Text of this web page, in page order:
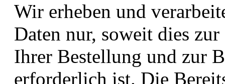
Wir erheben und
Daten nur, soweit dies
Ihrer Bestellung und zur
erforderlich ist. Die